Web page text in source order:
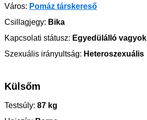
Város: Pomáz társkereső
Csillagjegy: Bika
Kapcsolati státusz: Egyedülálló vagyok
Szexuális irányultság: Heteroszexuális
Külsőm
Testsúly: 87 kg